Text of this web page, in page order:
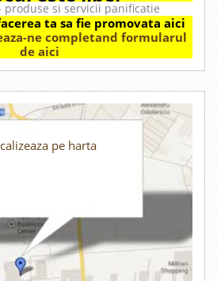
produse si servicii panificatie
ta sa fie promovata aici
ne completand formularul
de aici
pe harta